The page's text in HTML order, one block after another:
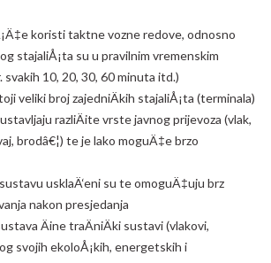
koristi taktne vozne redove, odnosno
stajaliÅ¡ta su u pravilnim vremenskim
svakih 10, 20, 30, 60 minuta itd.)
veliki broj zajedniÄkih stajaliÅ¡ta (terminala)
razliÄite vrste javnog prijevoza (vlak,
brodâ€¦) te je lako moguÄ‡e brzo
usklaÄ‘eni su te omoguÄ‡uju brz
nakon presjedanja
Äine traÄniÄki sustavi (vlakovi,
svojih ekoloÅ¡kih, energetskih i